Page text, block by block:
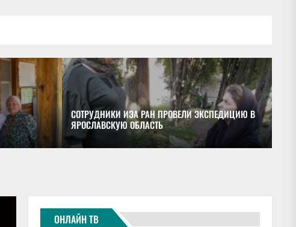
СОТРУДНИКИ ИЭА РАН ПРОВЕЛИ ЭКСПЕДИЦИЮ В
ЯРОСЛАВСКУЮ ОБЛАСТЬ
ОНЛАЙН ТВ